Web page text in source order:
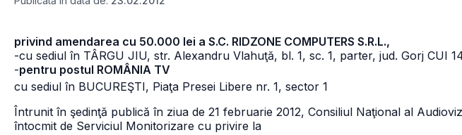
privind amendarea cu 50.000 lei a S.C. RIDZONE COMPUTERS S.R.L.,
-cu sediul în TÂRGU JIU, str. Alexandru Vlahuţă, bl. 1, sc. 1, parter, jud. Gorj CUI
-pentru postul ROMÂNIA TV
cu sediul în BUCUREŞTI, Piaţa Presei Libere nr. 1, sector 1
Întrunit în şedinţă publică în ziua de 21 februarie 2012, Consiliul Naţional al
întocmit de Serviciul Monitorizare cu privire la